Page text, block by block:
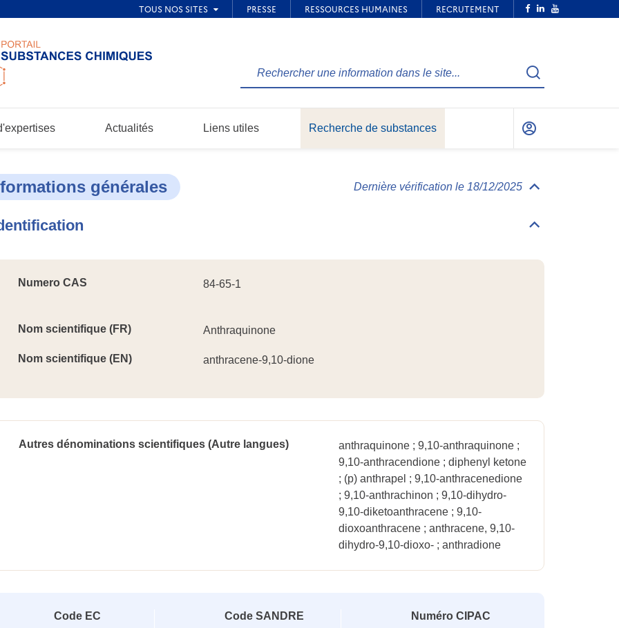
Rechercher
le
Recherche
Actualités Liens utiles Recherche de substances
Mon
générales Dernière vérification le 18/12/2025
Déplier/replier
Déplier/replier
Numero CAS 84-65-1
Nom scientifique (FR) Anthraquinone
Nom scientifique (EN) anthracene-9,10-dione
Autres dénominations scientifiques (Autre langues)
anthraquinone ; 9,10-anthraquinone ;
9,10-anthracendione ; diphenyl ketone
; (p) anthrapel ; 9,10-anthracenedione
; 9,10-anthrachinon ; 9,10-dihydro-
9,10-diketoanthracene ; 9,10-
dioxoanthracene ; anthracene, 9,10-
dihydro-9,10-dioxo- ; anthradione
Code EC Code SANDRE Numéro CIPAC